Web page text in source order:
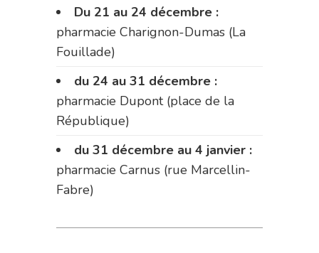
Du 21 au 24 décembre :
pharmacie Charignon-Dumas (La
Fouillade)
du 24 au 31 décembre :
pharmacie Dupont (place de la
République)
du 31 décembre au 4 janvier :
pharmacie Carnus (rue Marcellin-
Fabre)